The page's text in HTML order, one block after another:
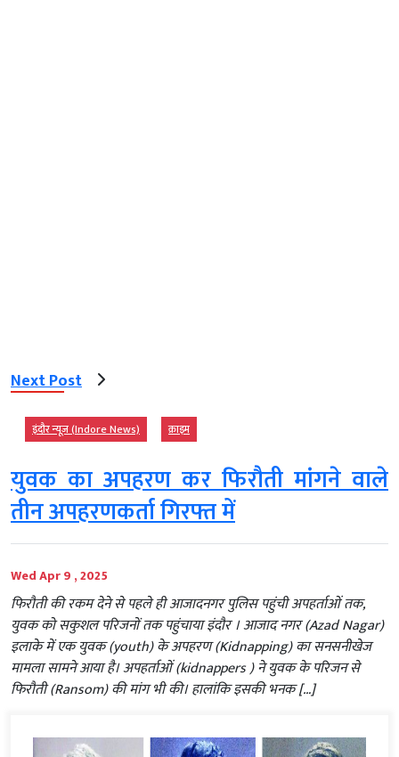
Next Post
इंदौर न्यूज़ (Indore News) क्राइम
युवक का अपहरण कर फिरौती मांगने वाले
तीन अपहरणकर्ता गिरफ्त में
Wed Apr 9 , 2025
फिरौती की रकम देने से पहले ही आजादनगर पुलिस पहुंची अपहर्ताओं तक,
युवक को सकुशल परिजनों तक पहुंचाया इंदौर । आजाद नगर (Azad Nagar)
इलाके में एक युवक (youth) के अपहरण (Kidnapping) का सनसनीखेज
मामला सामने आया है। अपहर्ताओं (kidnappers ) ने युवक के परिजन से
फिरौती (Ransom) की मांग भी की। हालांकि इसकी भनक […]